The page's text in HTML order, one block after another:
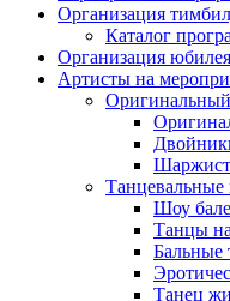
Организация
Каталог
Организация юбилея
Артисты на
Танцевальные
Шоу
Танцы
Бальные
Танец